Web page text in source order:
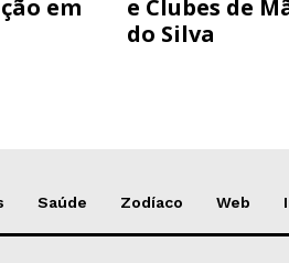
em
e Clubes de
do Silva
Saúde Zodíaco Web